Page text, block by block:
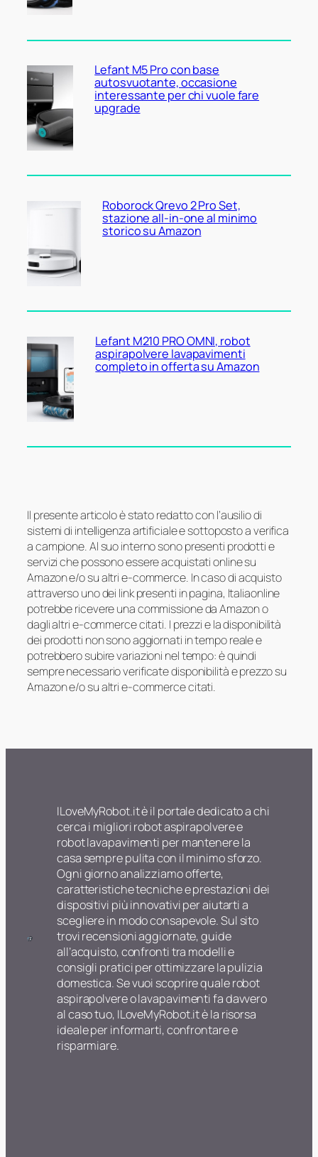
Lefant M5 Pro con base
autosvuotante, occasione
interessante per chi vuole fare
upgrade
Roborock Qrevo 2 Pro Set,
stazione all-in-one al minimo
storico su Amazon
Lefant M210 PRO OMNI, robot
aspirapolvere lavapavimenti
completo in offerta su Amazon
Il presente articolo è stato redatto con l’ausilio di
sistemi di intelligenza artificiale e sottoposto a verifica
a campione. Al suo interno sono presenti prodotti e
servizi che possono essere acquistati online su
Amazon e/o su altri e-commerce. In caso di acquisto
attraverso uno dei link presenti in pagina, Italiaonline
potrebbe ricevere una commissione da Amazon o
dagli altri e-commerce citati. I prezzi e la disponibilità
dei prodotti non sono aggiornati in tempo reale e
potrebbero subire variazioni nel tempo: è quindi
sempre necessario verificate disponibilità e prezzo su
Amazon e/o su altri e-commerce citati.
ILoveMyRobot.it è il portale dedicato a chi
cerca i migliori robot aspirapolvere e
robot lavapavimenti per mantenere la
casa sempre pulita con il minimo sforzo.
Ogni giorno analizziamo offerte,
caratteristiche tecniche e prestazioni dei
dispositivi più innovativi per aiutarti a
scegliere in modo consapevole. Sul sito
trovi recensioni aggiornate, guide
all’acquisto, confronti tra modelli e
consigli pratici per ottimizzare la pulizia
domestica. Se vuoi scoprire quale robot
aspirapolvere o lavapavimenti fa davvero
al caso tuo, ILoveMyRobot.it è la risorsa
ideale per informarti, confrontare e
risparmiare.